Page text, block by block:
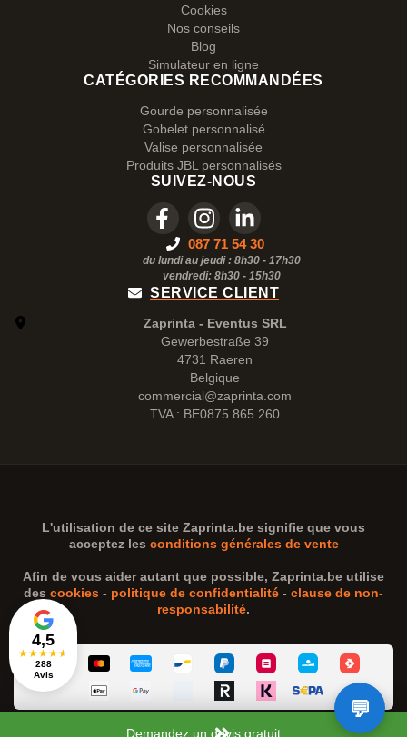
Demandez un devis gratuit
4,5
★★★★★
288
Avis
Cookies
Nos conseils
Blog
Simulateur en ligne
CATÉGORIES RECOMMANDÉES
Gourde personnalisée
Gobelet personnalisé
Valise personnalisée
Produits JBL personnalisés
SUIVEZ-NOUS
087 71 54 30
du lundi au jeudi : 8h30 - 17h30
vendredi: 8h30 - 15h30
SERVICE CLIENT
Zaprinta - Eventus SRL
Gewerbestraße 39
4731 Raeren
Belgique
commercial@zaprinta.com
TVA : BE0875.865.260
L'utilisation de ce site Zaprinta.be signifie que vous
acceptez les conditions générales de vente
Afin de vous aider autant que possible, Zaprinta.be utilise
des cookies - politique de confidentialité - clause de non-
responsabilité.